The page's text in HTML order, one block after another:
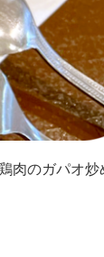
肉のガパオ炒